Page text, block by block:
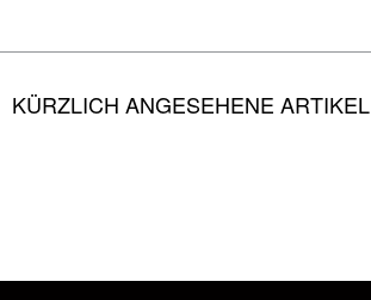
KÜRZLICH ANGESEHENE ARTIKEL